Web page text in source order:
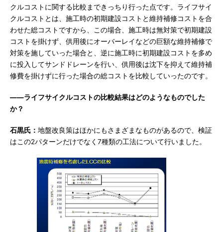
クルコストに関する比較まできっちり行った点です。ライフサイ
クルコストとは、施工時の初期建設コストと維持補修コストを合
わせた総コストですから、この場合、施工時は無対策で初期建設
コストを掛けず、供用後にオーバーレイなどの巨額な維持補修で
対策を施していった場合と、逆に施工時に初期建設コストを多め
に投入してサンドドレーンを行い、供用後は沈下を抑えて維持補
修費を掛けずに行った場合の総コストを比較していったのです。
――ライフサイクルコストの比較結果はどのようなものでした
か？
石黒氏： 地盤改良策はほかにもさまざまなものがあるので、検証
はこの2パターンだけでなく7種類の工法について行いました。